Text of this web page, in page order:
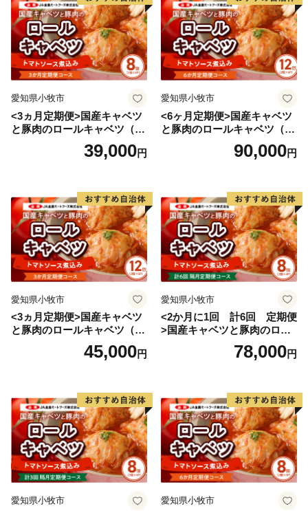
近年では、ＪＡ・市・移住者らが一緒になって、安全安
心な食の生産地を目指して【無農薬】【無肥料】【無除
草剤】による自然栽培農業に取り組んでいます。
愛知県小牧市
<3ヵ月定期便>国産キャベツ
と豚肉のロールキャベツ（4P
39,000円
愛知県小牧市
<6ヶ月定期便>国産キャベツ
と豚肉のロールキャベツ（6P
90,000円
愛知県小牧市
<3ヵ月定期便>国産キャベツ
と豚肉のロールキャベツ（6P
45,000円
愛知県小牧市
<2か月に1回 計6回 定期便
>国産キャベツと豚肉のロー
ルキャベツ（4P入り）
78,000円
愛知県小牧市 愛知県小牧市